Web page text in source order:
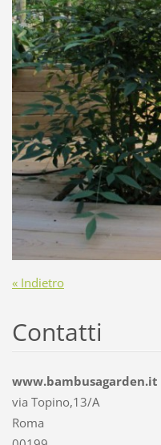
« Indietro
Contatti
www.bambusagarden.it
via Topino,13/A
Roma